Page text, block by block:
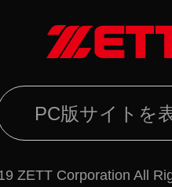
PC版サイトを
ZETT Corporation All